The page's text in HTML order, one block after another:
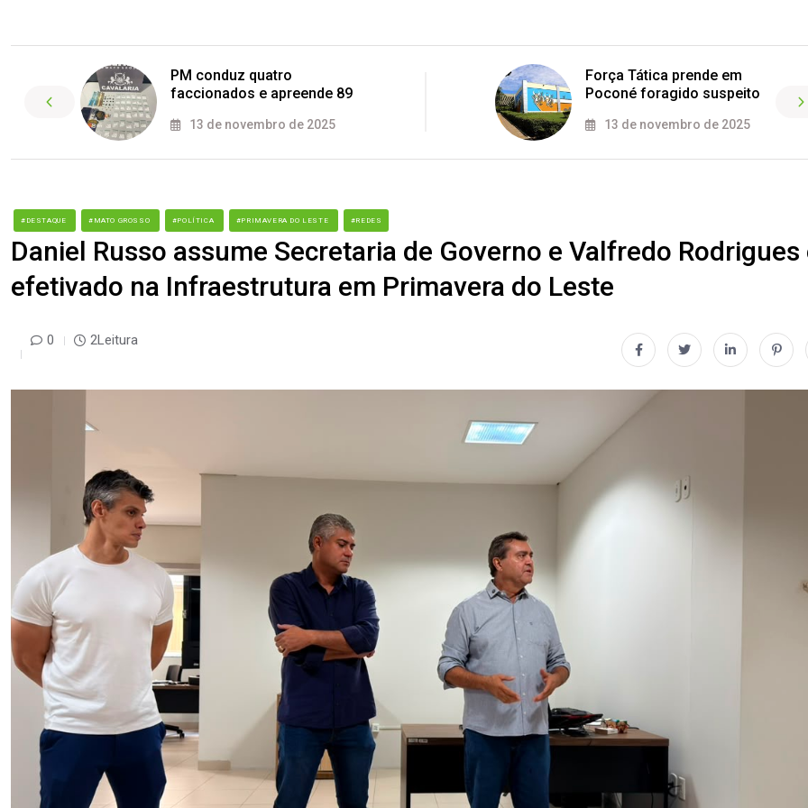
PM conduz quatro
faccionados e apreende 89
13 de novembro de 2025
Força Tática prende em
Poconé foragido suspeito
13 de novembro de 2025
#DESTAQUE #MATO GROSSO #POLÍTICA #PRIMAVERA DO LESTE #REDES
Daniel Russo assume Secretaria de Governo e Valfredo Rodrigues
efetivado na Infraestrutura em Primavera do Leste
0 2Leitura